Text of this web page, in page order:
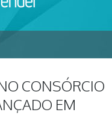
CONSÓRCIO
EM